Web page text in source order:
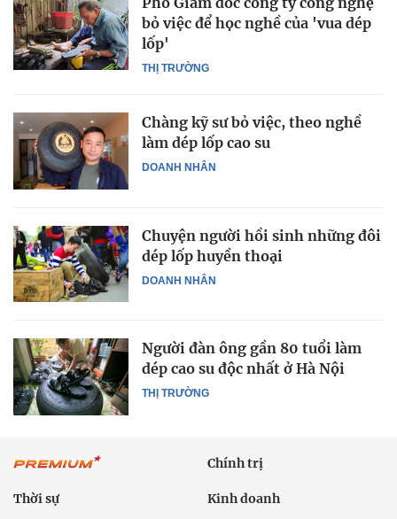
THỊ TRƯỜNG
bỏ việc để học nghề của 'vua dép
lốp'
DOANH NHÂN
Chàng kỹ sư bỏ việc, theo nghề
làm dép lốp cao su
DOANH NHÂN
Chuyện người hồi sinh những đôi
dép lốp huyền thoại
THỊ TRƯỜNG
Người đàn ông gần 80 tuổi làm
dép cao su độc nhất ở Hà Nội
Chính trị
Thời sự Kinh doanh